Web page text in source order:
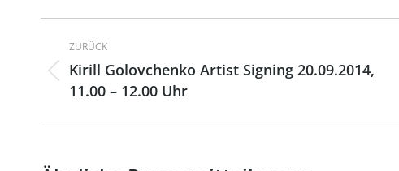
Kommentarnavigation
ZURÜCK
Vorheriger
Beitrag:
Kirill Golovchenko Artist Signing 20.09.2014,
11.00 – 12.00 Uhr